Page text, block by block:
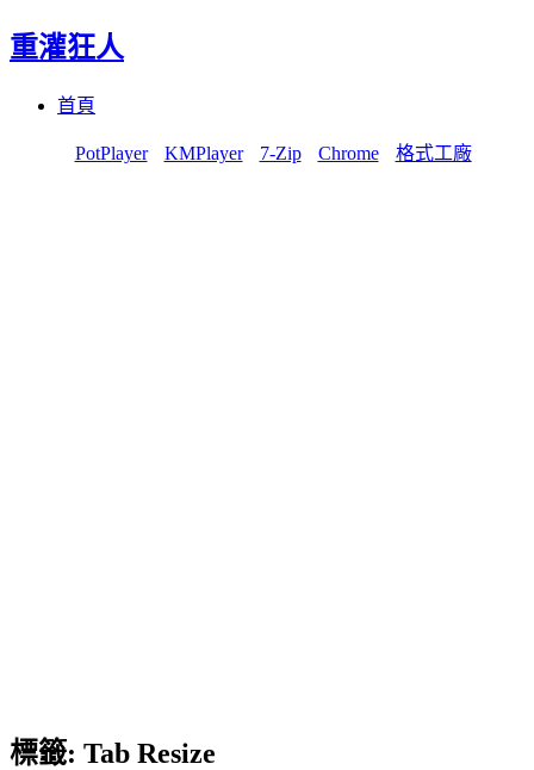
重灌狂人
首頁
PotPlayer KMPlayer 7-Zip Chrome 格式工廠
標籤: Tab Resize